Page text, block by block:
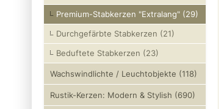
Premium-Stabkerzen "Extralang" (29)
Durchgefärbte Stabkerzen (21)
Beduftete Stabkerzen (23)
Wachswindlichte / Leuchtobjekte (118)
Rustik-Kerzen: Modern & Stylish (690)